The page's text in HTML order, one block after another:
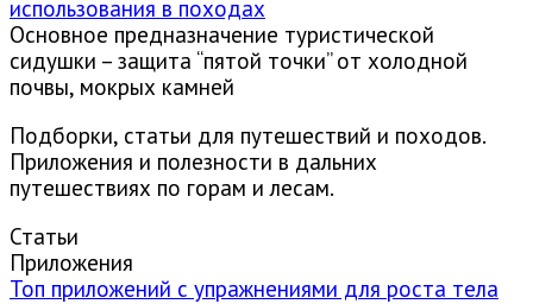
использования в походах
Основное предназначение туристической
сидушки – защита “пятой точки” от холодной
почвы, мокрых камней
Подборки, статьи для путешествий и походов.
Приложения и полезности в дальних
путешествиях по горам и лесам.
Статьи
Приложения
Топ приложений с упражнениями для роста тела